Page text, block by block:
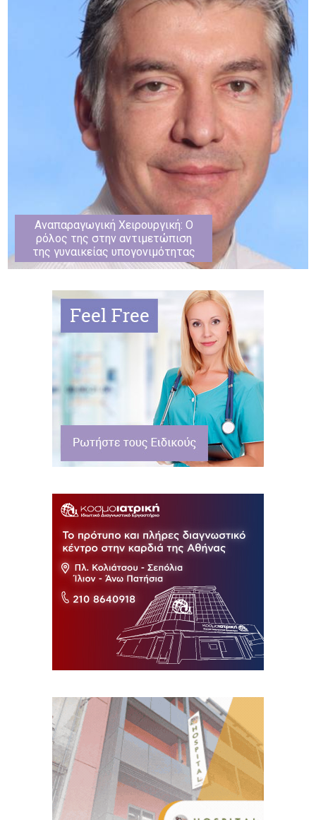
Αναπαραγωγική Χειρουργική: Ο
ρόλος της στην αντιμετώπιση
της γυναικείας υπογονιμότητας